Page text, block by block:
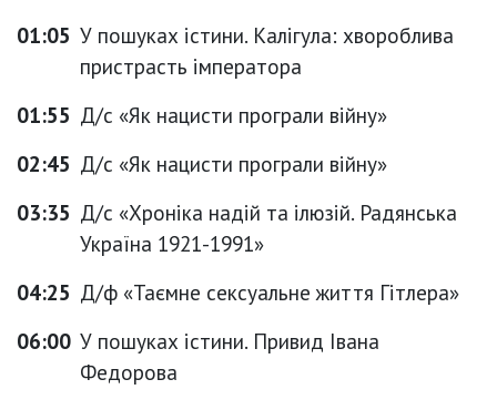
01:05 У пошуках істини. Калігула: хвороблива
пристрасть імператора
01:55 Д/с «Як нацисти програли війну»
02:45 Д/с «Як нацисти програли війну»
03:35 Д/с «Хроніка надій та ілюзій. Радянська
Україна 1921-1991»
04:25 Д/ф «Таємне сексуальне життя Гітлера»
06:00 У пошуках істини. Привид Івана
Федорова